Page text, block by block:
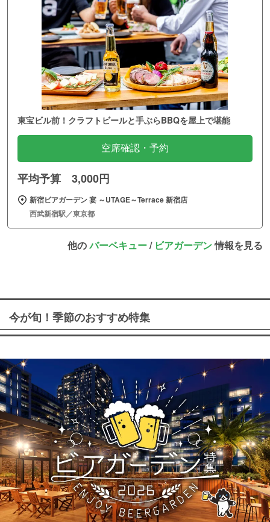
東宝ビル前！クラフトビールと手ぶらBBQを屋上で堪能
空席確認・予約
平均予算 3,000円
新宿ビアガーデン 宴 ～UTAGE～Terrace 新宿店
西武新宿駅／東京都
他のバーベキュー/ ビアガーデン情報を見る
今が旬！季節のおすすめ特集